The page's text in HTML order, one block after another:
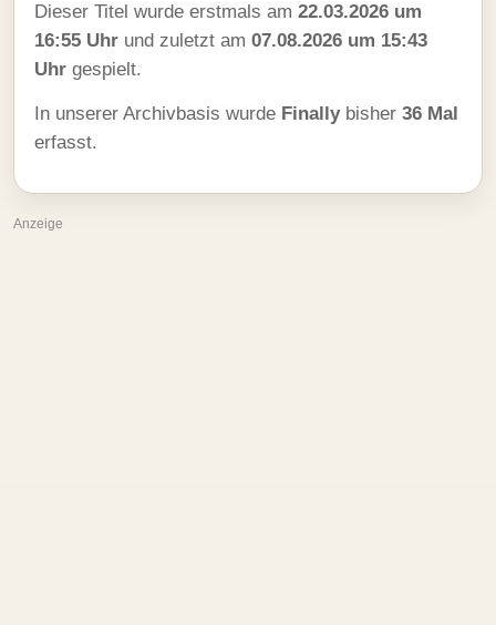
Dieser Titel wurde erstmals am 22.03.2026 um
16:55 Uhr und zuletzt am 07.08.2026 um 15:43
Uhr gespielt.
In unserer Archivbasis wurde Finallybisher 36 Mal
erfasst.
Anzeige